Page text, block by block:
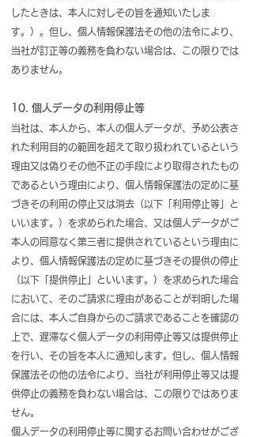
したときは、本人に対しその旨を通知いたしま
す。）。但し、個人情報保護法その他の法令により、
当社が訂正等の義務を負わない場合は、この限りでは
ありません。
10. 個人データの利用停止等
当社は、本人から、本人の個人データが、予め公表さ
れた利用目的の範囲を超えて取り扱われているという
理由又は偽りその他不正の手段により取得されたもの
であるという理由により、個人情報保護法の定めに基
づきその利用の停止又は消去（以下「利用停止等」と
いいます。）を求められた場合、又は個人データがご
本人の同意なく第三者に提供されているという理由に
より、個人情報保護法の定めに基づきその提供の停止
（以下「提供停止」といいます。）を求められた場合
において、そのご請求に理由があることが判明した場
合には、本人ご自身からのご請求であることを確認の
上で、遅滞なく個人データの利用停止等又は提供停止
を行い、その旨を本人に通知します。但し、個人情報
保護法その他の法令により、当社が利用停止等又は提
供停止の義務を負わない場合は、この限りではありま
せん。
個人データの利用停止等に関するお問い合わせがござ